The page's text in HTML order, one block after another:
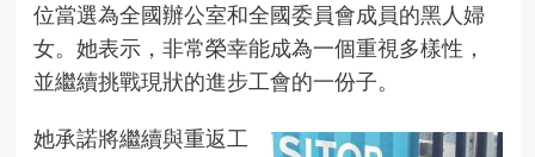
位當選為全國辦公室和全國委員會成員的黑人婦
女。她表示，非常榮幸能成為一個重視多樣性，
並繼續挑戰現狀的進步工會的一份子。
她承諾將繼續與重返工